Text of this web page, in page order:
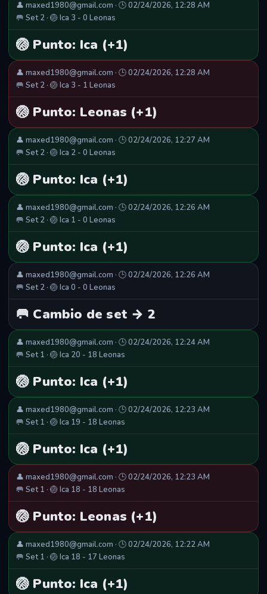
👤 maxed1980@gmail.com · 🕒 02/24/2026, 12:28 AM
🥅 Set 2 · 🏐 Ica 3 - 0 Leonas
🏐 Punto: Ica (+1)
👤 maxed1980@gmail.com · 🕒 02/24/2026, 12:28 AM
🥅 Set 2 · 🏐 Ica 3 - 1 Leonas
🏐 Punto: Leonas (+1)
👤 maxed1980@gmail.com · 🕒 02/24/2026, 12:27 AM
🥅 Set 2 · 🏐 Ica 2 - 0 Leonas
🏐 Punto: Ica (+1)
👤 maxed1980@gmail.com · 🕒 02/24/2026, 12:26 AM
🥅 Set 2 · 🏐 Ica 1 - 0 Leonas
🏐 Punto: Ica (+1)
👤 maxed1980@gmail.com · 🕒 02/24/2026, 12:26 AM
🥅 Set 2 · 🏐 Ica 0 - 0 Leonas
🥅 Cambio de set → 2
👤 maxed1980@gmail.com · 🕒 02/24/2026, 12:24 AM
🥅 Set 1 · 🏐 Ica 20 - 18 Leonas
🏐 Punto: Ica (+1)
👤 maxed1980@gmail.com · 🕒 02/24/2026, 12:23 AM
🥅 Set 1 · 🏐 Ica 19 - 18 Leonas
🏐 Punto: Ica (+1)
👤 maxed1980@gmail.com · 🕒 02/24/2026, 12:23 AM
🥅 Set 1 · 🏐 Ica 18 - 18 Leonas
🏐 Punto: Leonas (+1)
👤 maxed1980@gmail.com · 🕒 02/24/2026, 12:22 AM
🥅 Set 1 · 🏐 Ica 18 - 17 Leonas
🏐 Punto: Ica (+1)